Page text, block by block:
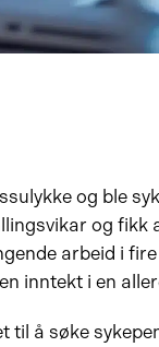
og ble
og fikk
arbeid i
inntekt i en
til å søke